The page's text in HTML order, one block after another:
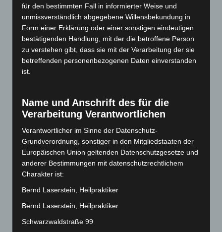
Juli 2019
Juni 2019
Mai 2019
Februar 2019
Dezember 2018
Oktober 2018
Juli 2018
Juni 2018
Mai 2018
April 2018
für den bestimmten Fall in informierter Weise und
unmissverständlich abgegebene Willensbekundung in
Form einer Erklärung oder einer sonstigen eindeutigen
bestätigenden Handlung, mit der die betroffene Person
zu verstehen gibt, dass sie mit der Verarbeitung der sie
betreffenden personenbezogenen Daten einverstanden
ist.
Name und Anschrift des für die
Verarbeitung Verantwortlichen
Verantwortlicher im Sinne der Datenschutz-
Grundverordnung, sonstiger in den Mitgliedstaaten der
Europäischen Union geltenden Datenschutzgesetze und
anderer Bestimmungen mit datenschutzrechtlichem
Charakter ist:
Bernd Laserstein, Heilpraktiker
Bernd Laserstein, Heilpraktiker
Schwarzwaldstraße 99